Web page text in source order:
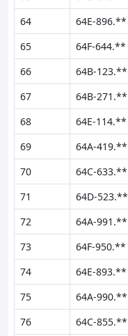
64
64E-896.**
65
64F-644.**
66
64B-123.**
67
64B-271.**
68
64E-114.**
69
64A-419.**
70
64C-633.**
71
64D-523.**
72
64A-991.**
73
64F-950.**
74
64E-893.**
75
64A-990.**
76
64C-855.**